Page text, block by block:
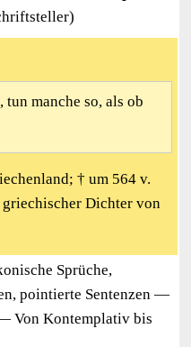
tun manche so, als ob
† um 564 v.
Dichter von
Sprüche,
pointierte Sentenzen —
Von Kontemplativ bis